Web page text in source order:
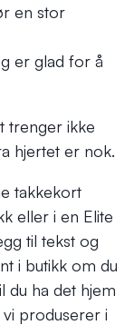
en stor
er glad for å
trenger ikke
hjertet er nok.
takkekort
eller i en Elite
til tekst og
i butikk om du
du ha det hjem
produserer i